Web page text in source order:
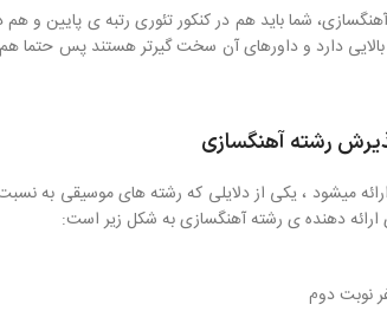
شما باید هم در کنکور تئوری رتبه ی پایین
دارد و داورهای آن سخت گیرتر هستند پس حتما هم
رشته آهنگسازی
دهنده ی رشته آهنگسازی به شکل زیر است: